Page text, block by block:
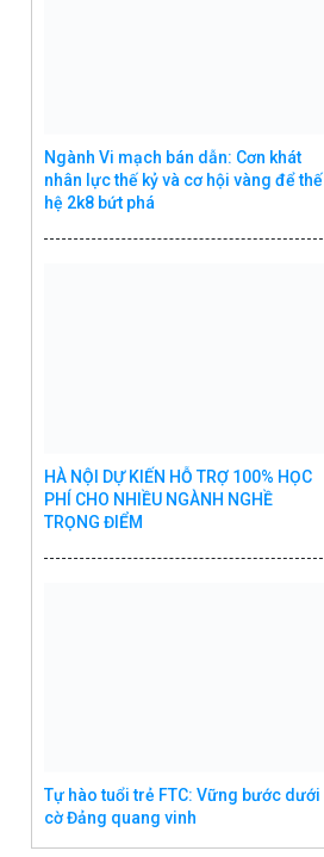
Ngành Vi mạch bán dẫn: Cơn khát
nhân lực thế kỷ và cơ hội vàng để thế
hệ 2k8 bứt phá
HÀ NỘI DỰ KIẾN HỖ TRỢ 100% HỌC
PHÍ CHO NHIỀU NGÀNH NGHỀ
TRỌNG ĐIỂM
Tự hào tuổi trẻ FTC: Vững bước dưới
cờ Đảng quang vinh